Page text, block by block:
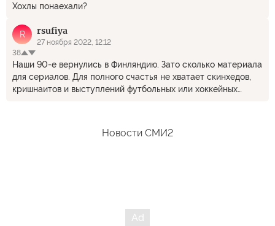
Хохлы понаехали?
R rsufiya
27 ноября 2022, 12:12
38
Наши 90-е вернулись в Финляндию. Зато сколько материала
для сериалов. Для полного счастья не хватает скинхедов,
кришнаитов и выступлений футбольных или хоккейных
Новости СМИ2